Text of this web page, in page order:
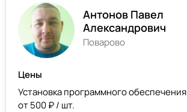
Антонов Павел
Александрович
Поварово
Цены
Установка программного обеспечения
от 500 ₽ / шт.